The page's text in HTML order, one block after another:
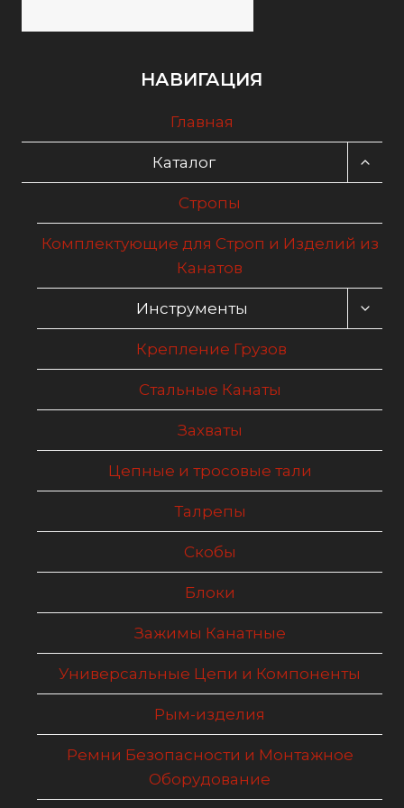
НАВИГАЦИЯ
Главная
Каталог
Стропы
Комплектующие для Строп и Изделий из
Канатов
Инструменты
Крепление Грузов
Стальные Канаты
Захваты
Цепные и тросовые тали
Талрепы
Скобы
Блоки
Зажимы Канатные
Универсальные Цепи и Компоненты
Рым-изделия
Ремни Безопасности и Монтажное
Оборудование